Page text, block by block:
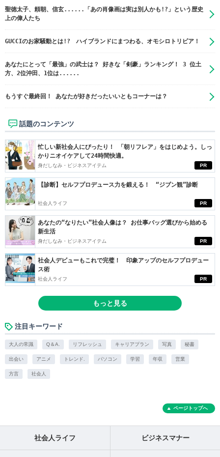
聖徳太子、頼朝、信玄......「あの肖像画は実は別人かも!?」という歴史
上の偉人たち
GUCCIのお家騒動とは!? ハイブランドにまつわる、オモシロトリビア！
あなたにとって「最強」の武士は？ 好きな「剣豪」ランキング！ 3 位土
方、2位沖田、1位は......
もうすぐ最終回！ あなたが好きだったいいともコーナーは？
話題のコンテンツ
PR
忙しい新社会人にぴったり！ 「朝リフレア」をはじめよう。しっ
かりニオイケアして24時間快適。
身だしなみ・ビジネスアイテム
PR
【診断】セルフプロデュース力を鍛える！ “ジブン観”診断
社会人ライフ
PR
あなたの“なりたい”社会人像は？ お仕事バッグ選びから始める
新生活
身だしなみ・ビジネスアイテム
PR
社会人デビューもこれで完璧！ 印象アップのセルフプロデュー
ス術
社会人ライフ
もっと見る
注目キーワード
大人の常識 Q＆A. リフレッシュ キャリアプラン 写真 秘書
出会い アニメ トレンド. パソコン 学習 年収 営業
方言 社会人
ページトップへ
社会人ライフ ビジネスマナー